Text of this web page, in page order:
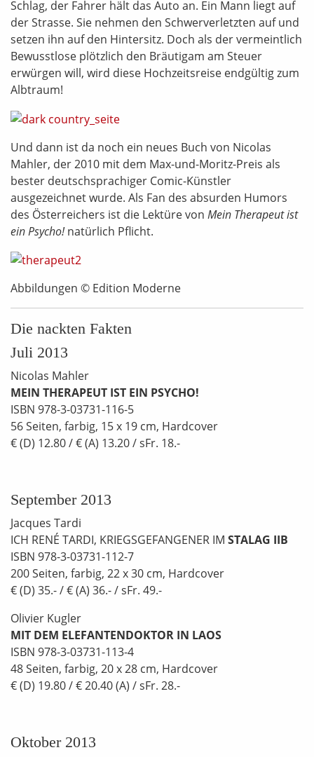
Schlag, der Fahrer hält das Auto an. Ein Mann liegt auf
der Strasse. Sie nehmen den Schwerverletzten auf und
setzen ihn auf den Hintersitz. Doch als der vermeintlich
Bewusstlose plötzlich den Bräutigam am Steuer
erwürgen will, wird diese Hochzeitsreise endgültig zum
Albtraum!
Und dann ist da noch ein neues Buch von Nicolas
Mahler, der 2010 mit dem Max-und-Moritz-Preis als
bester deutschsprachiger Comic-Künstler
ausgezeichnet wurde. Als Fan des absurden Humors
des Österreichers ist die Lektüre von Mein Therapeut ist
ein Psycho!natürlich Pflicht.
Abbildungen © Edition Moderne
Die nackten Fakten
Juli 2013
Nicolas Mahler
MEIN THERAPEUT IST EIN PSYCHO!
ISBN 978-3-03731-116-5
56 Seiten, farbig, 15 x 19 cm, Hardcover
€ (D) 12.80 / € (A) 13.20 / sFr. 18.-
September 2013
Jacques Tardi
ICH RENÉ TARDI, KRIEGSGEFANGENER IM STALAG IIB
ISBN 978-3-03731-112-7
200 Seiten, farbig, 22 x 30 cm, Hardcover
€ (D) 35.- / € (A) 36.- / sFr. 49.-
Olivier Kugler
MIT DEM ELEFANTENDOKTOR IN LAOS
ISBN 978-3-03731-113-4
48 Seiten, farbig, 20 x 28 cm, Hardcover
€ (D) 19.80 / € 20.40 (A) / sFr. 28.-
Oktober 2013